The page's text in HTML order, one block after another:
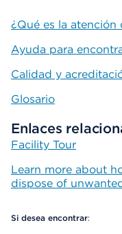
¿Qué es la atención
Ayuda para
Calidad y
Glosario
Enlaces
Facility Tour
Learn more about
dispose of
Si desea encontrar: